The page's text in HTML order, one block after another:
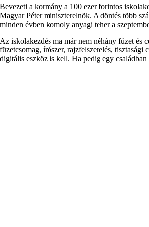
Bevezeti a kormány a 100 ezer forintos
Magyar Péter miniszterelnök. A döntés több
minden évben komoly anyagi teher a
Az iskolakezdés ma már nem néhány füzet és
füzetcsomag, írószer, rajzfelszerelés, tisztasági
digitális eszköz is kell. Ha pedig egy